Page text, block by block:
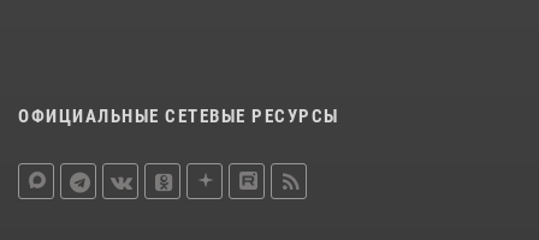
ОФИЦИАЛЬНЫЕ СЕТЕВЫЕ РЕСУРСЫ